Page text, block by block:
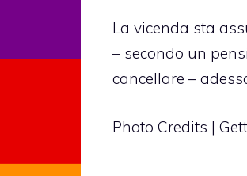
La vicenda sta
– secondo un
cancellare –
Photo Credits |